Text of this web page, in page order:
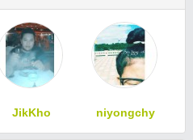
JikKho niyongchy